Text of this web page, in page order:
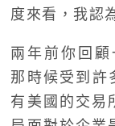
度來看，我認
兩年前你回
那時候受到許
有美國的交易